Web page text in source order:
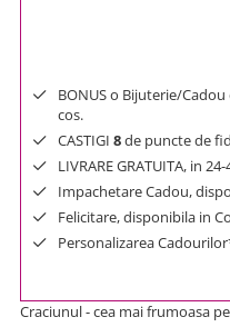
BONUS o Bijuterie/Cadou
cos.
CASTIGI 8de puncte de
LIVRARE GRATUITA, in
Impachetare Cadou,
Felicitare, disponibila in
Personalizarea
Craciunul - cea mai frumoasa